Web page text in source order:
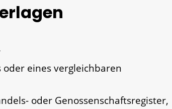
oder eines vergleichbaren
oder Genossenschaftsregister,